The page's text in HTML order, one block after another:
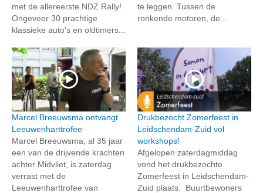
met de allereerste NDZ Rally!
Ongeveer 30 prachtige
klassieke auto's en oldtimers...
te leggen. Tussen de
ronkende motoren, de...
Marcel Breeuwsma ontvangt
Leeuwenharttrofee
Marcel Breeuwsma, al 35 jaar
een van de drijvende krachten
achter Midvliet, is zaterdag
verrast met de
Leeuwenharttrofee van
Drukbezocht Zomerfeest in
Leidschendam-Zuid vol
workshops!
Afgelopen zaterdagmiddag
vond het drukbezochte
Zomerfeest in Leidschendam-
Zuid plaats. Buurtbewoners